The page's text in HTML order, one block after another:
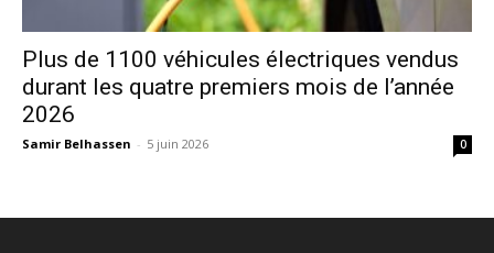
Plus de 1100 véhicules électriques vendus
durant les quatre premiers mois de l’année
2026
Samir Belhassen - 5 juin 2026 0